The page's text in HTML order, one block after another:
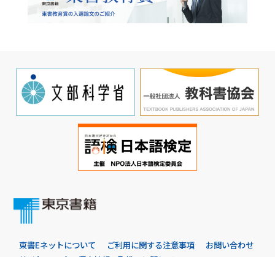
東書Eネットについて ご利用に関する注意事項
お問い合わせ